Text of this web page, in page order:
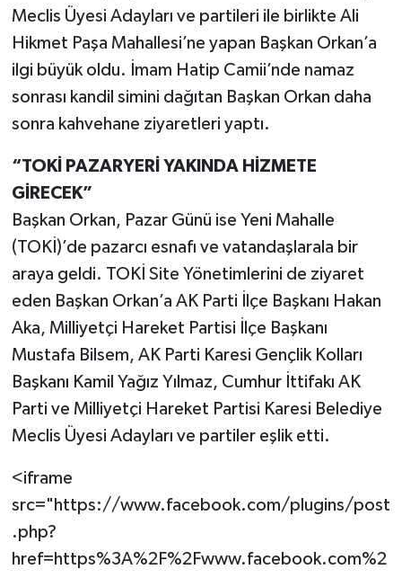
Meclis Üyesi Adayları ve partileri ile birlikte Ali
Hikmet Paşa Mahallesi’ne yapan Başkan Orkan’a
ilgi büyük oldu. İmam Hatip Camii’nde namaz
sonrası kandil simini dağıtan Başkan Orkan daha
sonra kahvehane ziyaretleri yaptı.
“TOKİ PAZARYERİ YAKINDA HİZMETE
GİRECEK”
Başkan Orkan, Pazar Günü ise Yeni Mahalle
(TOKİ)’de pazarcı esnafı ve vatandaşlarala bir
araya geldi. TOKİ Site Yönetimlerini de ziyaret
eden Başkan Orkan’a AK Parti İlçe Başkanı Hakan
Aka, Milliyetçi Hareket Partisi İlçe Başkanı
Mustafa Bilsem, AK Parti Karesi Gençlik Kolları
Başkanı Kamil Yağız Yılmaz, Cumhur İttifakı AK
Parti ve Milliyetçi Hareket Partisi Karesi Belediye
Meclis Üyesi Adayları ve partiler eşlik etti.
<iframe
src="https://www.facebook.com/plugins/post
.php?
href=https%3A%2F%2Fwww.facebook.com%2